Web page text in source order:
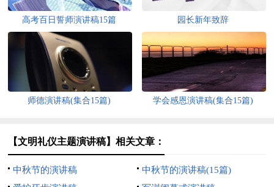
高考百日誓师演讲稿15篇 园长新年致辞
师德演讲稿(集合15篇) 学会感恩演讲稿(集合15篇)
【文明礼仪主题演讲稿】相关文章：
中秋节的演讲稿
中秋节的演讲稿(15篇)